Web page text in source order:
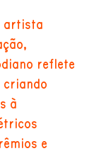
artista
reflete
criando
à
e